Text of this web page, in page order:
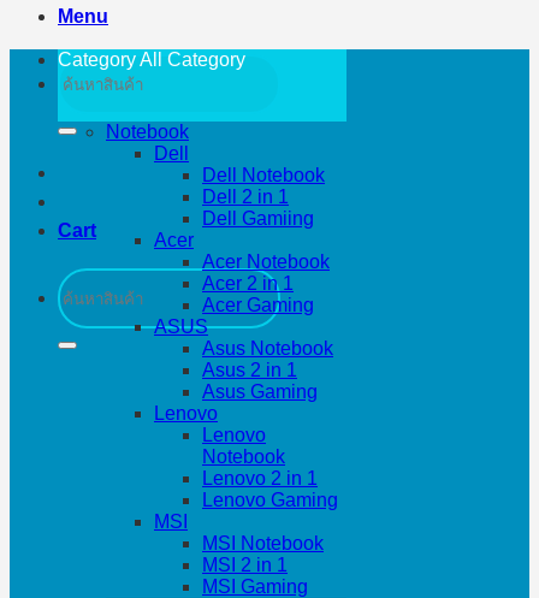
Menu
Search
for:
Cart
Search
for:
Category All Category
Notebook
Dell
Dell Notebook
Dell 2 in 1
Dell Gamiing
Acer
Acer Notebook
Acer 2 in 1
Acer Gaming
ASUS
Asus Notebook
Asus 2 in 1
Asus Gaming
Lenovo
Lenovo
Notebook
Lenovo 2 in 1
Lenovo Gaming
MSI
MSI Notebook
MSI 2 in 1
MSI Gaming